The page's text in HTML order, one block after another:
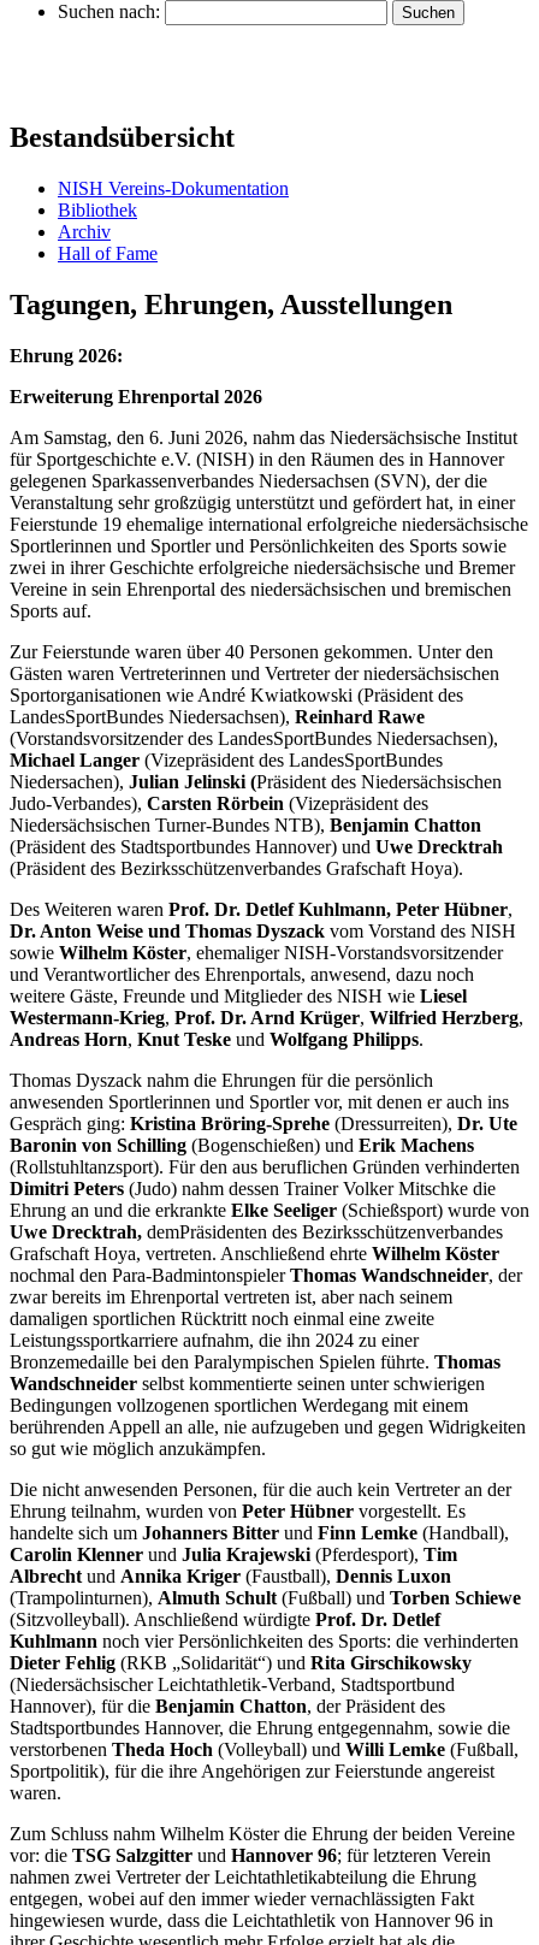
Suchen nach:
Bestandsübersicht
NISH Vereins-Dokumentation
Bibliothek
Archiv
Hall of Fame
Tagungen, Ehrungen, Ausstellungen
Ehrung 2026:
Erweiterung Ehrenportal 2026
Am Samstag, den 6. Juni 2026, nahm das Niedersächsische Institut
für Sportgeschichte e.V. (NISH) in den Räumen des in Hannover
gelegenen Sparkassenverbandes Niedersachsen (SVN), der die
Veranstaltung sehr großzügig unterstützt und gefördert hat, in einer
Feierstunde 19 ehemalige international erfolgreiche niedersächsische
Sportlerinnen und Sportler und Persönlichkeiten des Sports sowie
zwei in ihrer Geschichte erfolgreiche niedersächsische und Bremer
Vereine in sein Ehrenportal des niedersächsischen und bremischen
Sports auf.
Zur Feierstunde waren über 40 Personen gekommen. Unter den
Gästen waren Vertreterinnen und Vertreter der niedersächsischen
Sportorganisationen wie André Kwiatkowski (Präsident des
LandesSportBundes Niedersachsen), Reinhard Rawe
(Vorstandsvorsitzender des LandesSportBundes Niedersachsen),
Michael Langer (Vizepräsident des LandesSportBundes
Niedersachen), Julian Jelinski (Präsident des Niedersächsischen
Judo-Verbandes), Carsten Rörbein (Vizepräsident des
Niedersächsischen Turner-Bundes NTB), Benjamin Chatton
(Präsident des Stadtsportbundes Hannover) und Uwe Drecktrah
(Präsident des Bezirksschützenverbandes Grafschaft Hoya).
Des Weiteren waren Prof. Dr. Detlef Kuhlmann, Peter Hübner,
Dr. Anton Weise und Thomas Dyszack vom Vorstand des NISH
sowie Wilhelm Köster, ehemaliger NISH-Vorstandsvorsitzender
und Verantwortlicher des Ehrenportals, anwesend, dazu noch
weitere Gäste, Freunde und Mitglieder des NISH wie Liesel
Westermann-Krieg, Prof. Dr. Arnd Krüger, Wilfried Herzberg,
Andreas Horn, Knut Teske und Wolfgang Philipps.
Thomas Dyszack nahm die Ehrungen für die persönlich
anwesenden Sportlerinnen und Sportler vor, mit denen er auch ins
Gespräch ging: Kristina Bröring-Sprehe (Dressurreiten), Dr. Ute
Baronin von Schilling (Bogenschießen) und Erik Machens
(Rollstuhltanzsport). Für den aus beruflichen Gründen verhinderten
Dimitri Peters (Judo) nahm dessen Trainer Volker Mitschke die
Ehrung an und die erkrankte Elke Seeliger (Schießsport) wurde von
Uwe Drecktrah, demPräsidenten des Bezirksschützenverbandes
Grafschaft Hoya, vertreten. Anschließend ehrte Wilhelm Köster
nochmal den Para-BadmintonspielerThomas Wandschneider, der
zwar bereits im Ehrenportal vertreten ist, aber nach seinem
damaligen sportlichen Rücktritt noch einmal eine zweite
Leistungssportkarriere aufnahm, die ihn 2024 zu einer
Bronzemedaille bei den Paralympischen Spielen führte. Thomas
Wandschneider selbst kommentierte seinen unter schwierigen
Bedingungen vollzogenen sportlichen Werdegang mit einem
berührenden Appell an alle, nie aufzugeben und gegen Widrigkeiten
so gut wie möglich anzukämpfen.
Die nicht anwesenden Personen, für die auch kein Vertreter an der
Ehrung teilnahm, wurden von Peter Hübner vorgestellt. Es
handelte sich um Johanners Bitter und Finn Lemke (Handball),
Carolin Klenner und Julia Krajewski (Pferdesport), Tim
Albrecht und Annika Kriger (Faustball), Dennis Luxon
(Trampolinturnen), Almuth Schult (Fußball) und Torben Schiewe
(Sitzvolleyball). Anschließend würdigte Prof. Dr. Detlef
Kuhlmann noch vier Persönlichkeiten des Sports: die verhinderten
Dieter Fehlig (RKB „Solidarität“) und Rita Girschikowsky
(Niedersächsischer Leichtathletik-Verband, Stadtsportbund
Hannover), für die Benjamin Chatton, der Präsident des
Stadtsportbundes Hannover, die Ehrung entgegennahm, sowie die
verstorbenen Theda Hoch (Volleyball) und Willi Lemke (Fußball,
Sportpolitik), für die ihre Angehörigen zur Feierstunde angereist
waren.
Zum Schluss nahm Wilhelm Köster die Ehrung der beiden Vereine
vor: die TSG Salzgitter und Hannover 96; für letzteren Verein
nahmen zwei Vertreter der Leichtathletikabteilung die Ehrung
entgegen, wobei auf den immer wieder vernachlässigten Fakt
hingewiesen wurde, dass die Leichtathletik von Hannover 96 in